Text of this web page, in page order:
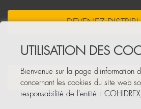
DEVENEZ
NEWSLETTER
UTILISATION DES
Bienvenue sur la page d'information
concernant les cookies du site web
responsabilité de l'entité :